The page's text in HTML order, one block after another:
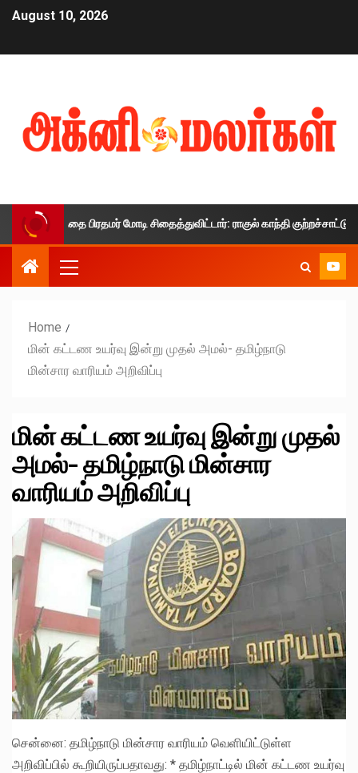
August 10, 2026
பிரதமர் மோடி சிதைத்துவிட்டார்: ராகுல் காந்தி குற்றச்சாட்டு
Home
மின் கட்டண உயர்வு இன்று முதல் அமல்- தமிழ்நாடு
மின்சார வாரியம் அறிவிப்பு
மின் கட்டண உயர்வு இன்று முதல்
அமல்- தமிழ்நாடு மின்சார
வாரியம் அறிவிப்பு
சென்னை: தமிழ்நாடு மின்சார வாரியம் வெளியிட்டுள்ள
அறிவிப்பில் கூறியிருப்பதாவது: * தமிழ்நாட்டில் மின் கட்டண உயர்வு